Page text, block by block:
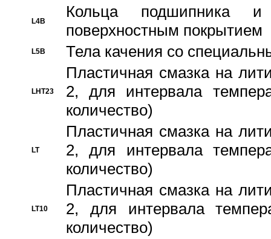
L4B
Кольца подшипника
поверхностным покрытием
L5B Тела качения со
LHT23
Пластичная смазка на
2, для интервала
количество)
LT
Пластичная смазка на
2, для интервала
количество)
LT10
Пластичная смазка на
2, для интервала
количество)